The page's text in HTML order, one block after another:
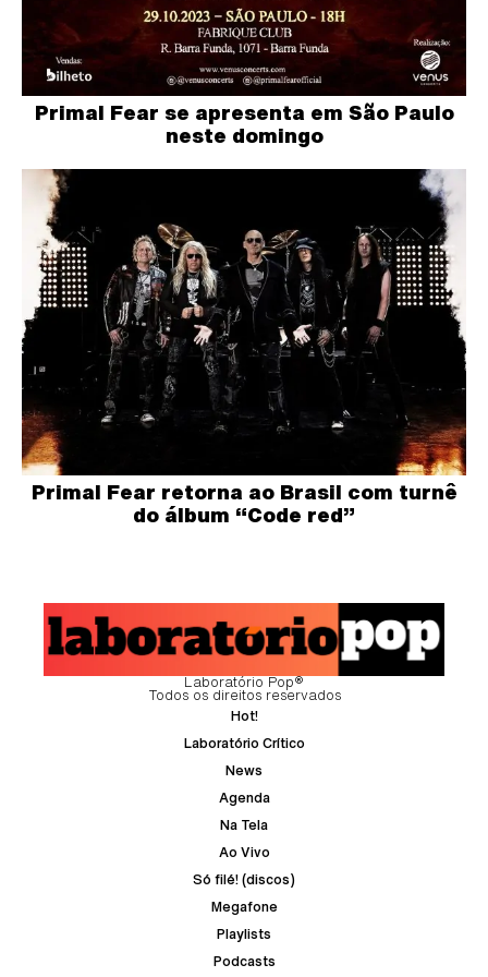
Primal Fear se apresenta em São Paulo
neste domingo
Primal Fear retorna ao Brasil com turnê
do álbum “Code red”
Laboratório Pop®
Todos os direitos reservados
Hot!
Laboratório Crítico
News
Agenda
Na Tela
Ao Vivo
Só filé! (discos)
Megafone
Playlists
Podcasts